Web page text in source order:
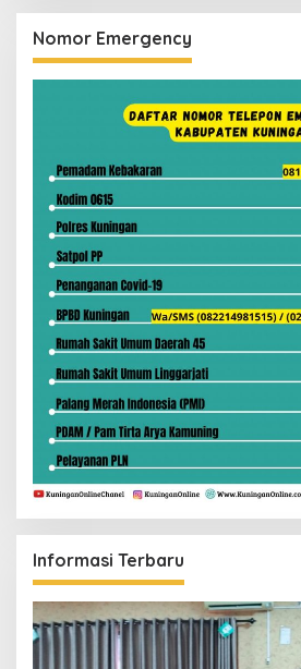
Nomor Emergency
Informasi Terbaru